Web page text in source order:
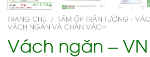
TRANG CHỦ / TẤM ỐP TRẦN TƯỜNG -
VÁCH NGĂN VÀ CHÂN VÁCH
Vách ngăn –